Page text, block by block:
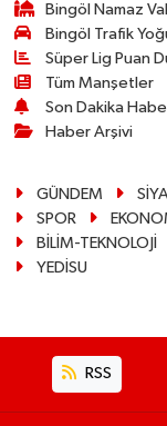
Bingöl Namaz
Bingöl Trafik
Süper Lig Puan
Tüm Manşetler
Son Dakika
Haber Arşivi
GÜNDEM
SPOR
BİLİM-TEKNOLOJİ
YEDİSU
RSS